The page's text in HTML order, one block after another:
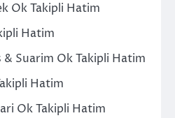
Ok Takipli Hatim
Hatim
& Suarim Ok Takipli Hatim
Hatim
Ok Takipli Hatim